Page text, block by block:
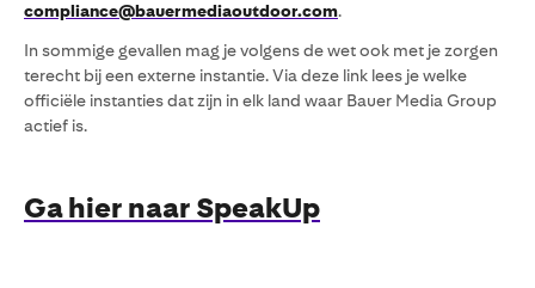
compliance@bauermediaoutdoor.com.
In sommige gevallen mag je volgens de wet ook met je zorgen
terecht bij een externe instantie. Via deze link lees je welke
officiële instanties dat zijn in elk land waar Bauer Media Group
actief is.
Ga hier naar SpeakUp